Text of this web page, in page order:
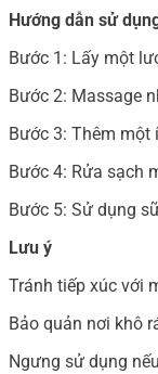
Hướng dẫn sử
Bước 1: Lấy một
Bước 2: Massage
Bước 3: Thêm một
Bước 4: Rửa sạch
Bước 5: Sử dụng
Lưu ý
Tránh tiếp xúc với
Bảo quản nơi khô
Ngưng sử dụng